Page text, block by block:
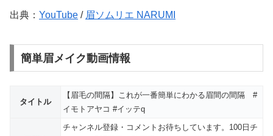
出典： YouTube / 眉ソムリエ NARUMI
簡単眉メイク動画情報
タイトル
【眉毛の間隔】これが一番簡単にわかる眉間の間隔 #
イモトアヤコ #イッテq
チャンネル登録・コメントお待ちしています。100日チ